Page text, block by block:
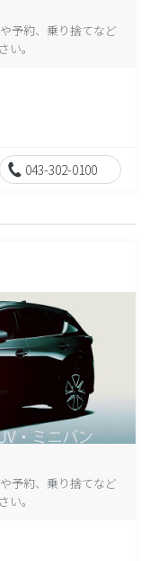
予約、乗り捨てなど
。
043-302-0100
予約、乗り捨てなど
。